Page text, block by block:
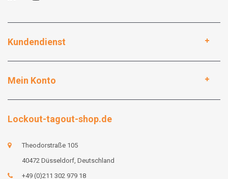
Kundendienst
Mein Konto
Lockout-tagout-shop.de
Theodorstraße 105
40472 Düsseldorf, Deutschland
+49 (0)211 302 979 18